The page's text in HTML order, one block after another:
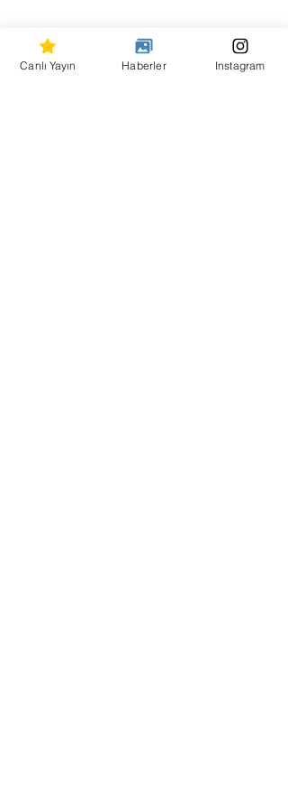
Canlı Yayın Haberler Instagram